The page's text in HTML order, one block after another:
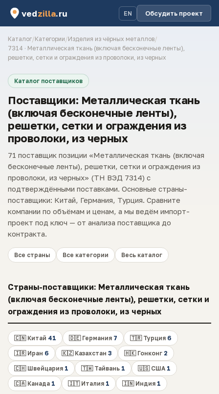
vedzilla.ru EN Обсудить проект
Каталог/Категории/Изделия из чёрных металлов/
7314 · Металлическая ткань (включая бесконечные ленты),
решетки, сетки и ограждения из проволоки, из черных
Каталог поставщиков
Поставщики: Металлическая ткань
(включая бесконечные ленты),
решетки, сетки и ограждения из
проволоки, из черных
71 поставщик позиции «Металлическая ткань (включая
бесконечные ленты), решетки, сетки и ограждения из
проволоки, из черных» (ТН ВЭД 7314) с
подтверждёнными поставками. Основные страны-
поставщики: Китай, Германия, Турция. Сравните
компании по объёмам и ценам, а мы ведём импорт-
проект под ключ — от анализа поставщика до
контракта.
Все страны Все категории Весь каталог
Страны-поставщики: Металлическая ткань
(включая бесконечные ленты), решетки, сетки и
ограждения из проволоки, из черных
🇨🇳 Китай 41 🇩🇪 Германия 7 🇹🇷 Турция 6
🇮🇷 Иран 6 🇰🇿 Казахстан 3 🇭🇰 Гонконг 2
🇨🇭 Швейцария 1 🇹🇼 Тайвань 1 🇺🇸 США 1
🇨🇦 Канада 1 🇮🇹 Италия 1 🇮🇳 Индия 1